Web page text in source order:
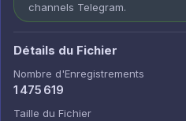
channels Telegram.
Détails du Fichier
Nombre d'Enregistrements
1 475 619
Taille du Fichier